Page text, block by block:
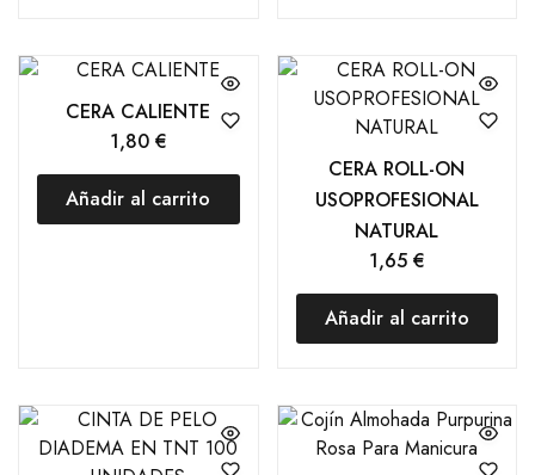
CERA CALIENTE
1,80 €
Añadir al carrito
CERA ROLL-ON
USOPROFESIONAL
NATURAL
1,65 €
Añadir al carrito